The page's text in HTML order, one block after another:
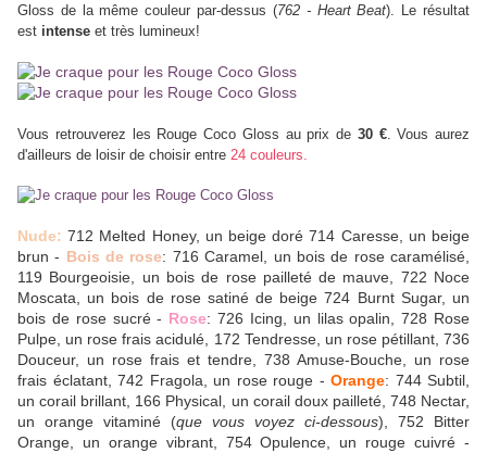
Gloss de la même couleur par-dessus (762 - Heart Beat). Le résultat
est intense et très lumineux!
Vous retrouverez les Rouge Coco Gloss au prix de 30 €. Vous aurez
d'ailleurs de loisir de choisir entre 24 couleurs.
Nude: 712 Melted Honey, un beige doré 714 Caresse, un beige
brun - Bois de rose: 716 Caramel, un bois de rose caramélisé,
119 Bourgeoisie, un bois de rose pailleté de mauve, 722 Noce
Moscata, un bois de rose satiné de beige 724 Burnt Sugar, un
bois de rose sucré - Rose: 726 Icing, un lilas opalin, 728 Rose
Pulpe, un rose frais acidulé, 172 Tendresse, un rose pétillant, 736
Douceur, un rose frais et tendre, 738 Amuse-Bouche, un rose
frais éclatant, 742 Fragola, un rose rouge - Orange: 744 Subtil,
un corail brillant, 166 Physical, un corail doux pailleté, 748 Nectar,
un orange vitaminé (que vous voyez ci-dessous), 752 Bitter
Orange, un orange vibrant, 754 Opulence, un rouge cuivré -